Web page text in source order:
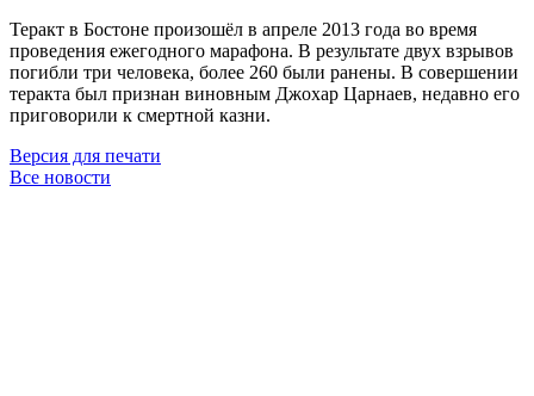
Теракт в Бостоне произошёл в апреле 2013 года во время
проведения ежегодного марафона. В результате двух взрывов
погибли три человека, более 260 были ранены. В совершении
теракта был признан виновным Джохар Царнаев, недавно его
приговорили к смертной казни.
Версия для печати
Все новости